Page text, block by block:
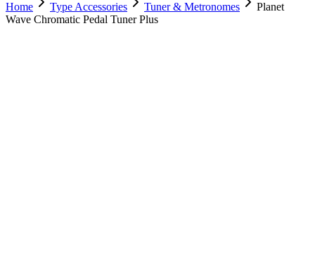
Home
Type Accessories Tuner & Metronomes
Planet
Wave Chromatic Pedal Tuner Plus